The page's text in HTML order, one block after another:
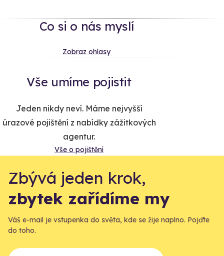
Co si o nás myslí
Zobraz ohlasy
Vše umíme pojistit
Jeden nikdy neví. Máme nejvyšší
úrazové pojištění z nabídky zážitkových
agentur.
Vše o pojištění
Zbývá jeden krok,
zbytek zařídíme my
Váš e-mail je vstupenka do světa, kde se žije naplno. Pojďte
do toho.